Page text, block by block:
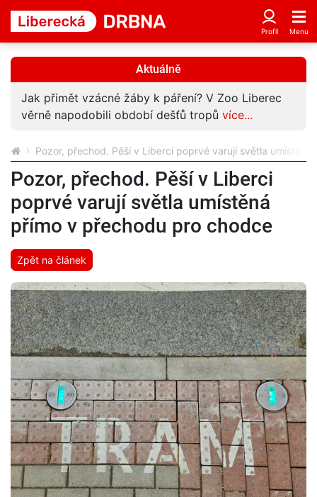
Aktuálně
Jak přimět vzácné žáby k páření? V Zoo Liberec
věrně napodobili období dešťů tropů více...
Pozor, přechod. Pěší v Liberci poprvé varují světla
Pozor, přechod. Pěší v Liberci
poprvé varují světla umístěná
přímo v přechodu pro chodce
Zpět na článek